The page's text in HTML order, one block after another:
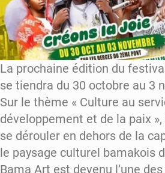
La prochaine édition du
se tiendra du 30 octobre au 3
Sur le thème « Culture au
développement et de la paix »,
se dérouler en dehors de la
le paysage culturel bamakois
Bama Art est devenu l’une